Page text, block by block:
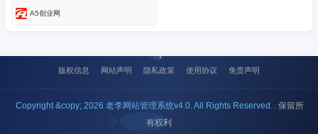
A5创业网
版权信息 网站声明 隐私政策 使用协议 免责声明
Copyright &copy; 2026 老李网站管理系统v4.0. All Rights Reserved. . 保留所
有权利